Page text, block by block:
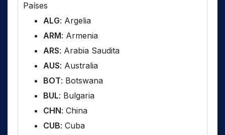
Países
ALG: Argelia
ARM: Armenia
ARS: Arabia Saudita
AUS: Australia
BOT: Botswana
BUL: Bulgaria
CHN: China
CUB: Cuba